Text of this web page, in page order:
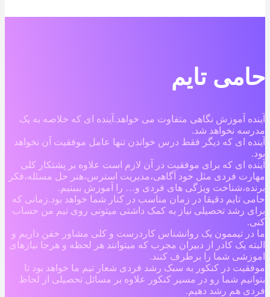
حامی تایم
آینده آموزش نگاهی متفاوت می خواهد.آینده ای که خلاصه به یک
مدرسه نخواهد شد.
آینده ای که دیگر فقط درس خواندن تنها عامل موفقیت آن نخواهد
بود.
آینده ای که برای موفقیت در آن لازم است علاوه بر پشتکار کلی
مهارت فردی مثل خود آگاهی،مدیریت استرس،هنر حل مسئله،فکر
برنده،شناخت ویژگی های فردی و… را آموزش ببینیم.
حامی تایم دقیقا در زمان مناسب در کنار شما خواهد بود.زمانی که
برای رشد تحصیلی نیاز به کمک داشتی میتونی روی تیم من حساب
کنی.
ما در تیممون یک روانشناس کاردرست و کلی مشاور خفن داریم و
البته یک کادر از دبیران مجرب که میتوانند هر لحظه و هرجا نیازهای
اموزشی شما را برطرف کنند.
موفقیت در کنکور به سبک رشد فردی شعار تیم ما خواهد بود تا
بتوانیم شما رو در مسیر کنکور علاوه بر مسائل تحصیلی از لحاظ
فردی هم رشد دهیم.